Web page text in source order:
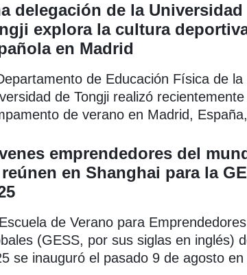
delegación de la Universidad
explora la cultura
en Madrid
de Educación Física de la
de Tongji realizó recientemente
de verano en Madrid, España,
y su Facultad de Ciencias de la
Física y del Deporte (INEF).
emprendedores del
en Shanghai para la
de Verano para Emprendedores
(GESS, por sus siglas en inglés)
se inauguró el pasado 9 de agosto en